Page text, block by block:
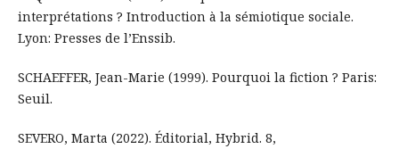
interprétations ? Introduction à la sémiotique sociale.
Lyon: Presses de l’Enssib.
SCHAEFFER, Jean-Marie (1999). Pourquoi la fiction ? Paris:
Seuil.
SEVERO, Marta (2022). Éditorial, Hybrid. 8,